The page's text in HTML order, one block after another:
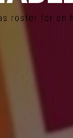
röster för en